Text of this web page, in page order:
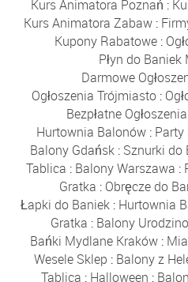
Kurs Animatora Poznań :
Kurs Animatora Zabaw :
Kupony Rabatowe :
Płyn do
Darmowe
Ogłoszenia Trójmiasto :
Bezpłatne Ogłoszenia
Hurtownia Balonów : Party
Balony Gdańsk : Sznurki do
Tablica : Balony Warszawa :
Gratka : Obręcze do
Łapki do Baniek: Hurtownia
Gratka : Balony
Bańki Mydlane Kraków :
Wesele Sklep : Balony z
Tablica : Halloween :